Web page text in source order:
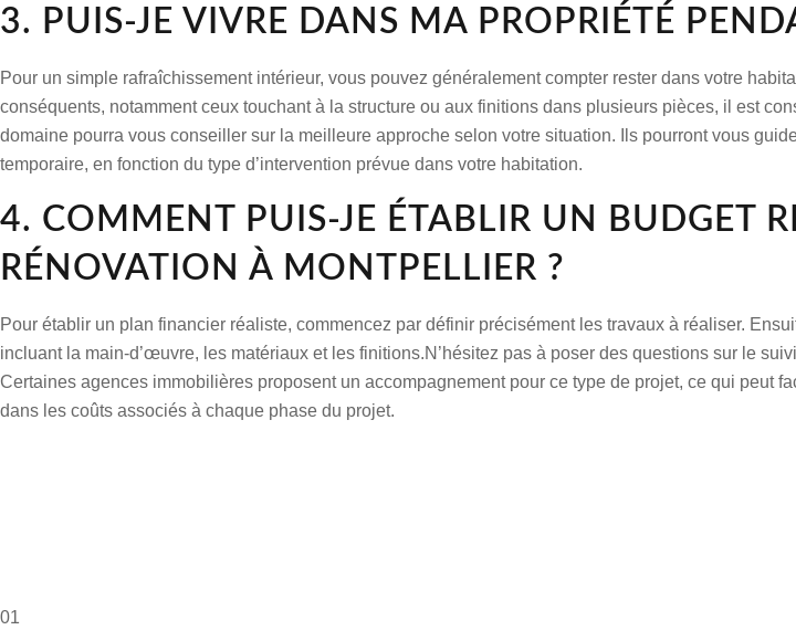
3. PUIS-JE VIVRE DANS MA PROPRIÉTÉ
Pour un simple rafraîchissement intérieur, vous pouvez généralement compter rester dans votre
conséquents, notamment ceux touchant à la structure ou aux finitions dans plusieurs pièces, il est
domaine pourra vous conseiller sur la meilleure approche selon votre situation. Ils pourront vous
temporaire, en fonction du type d’intervention prévue dans votre habitation.
4. COMMENT PUIS-JE ÉTABLIR UN BUDGET
RÉNOVATION À MONTPELLIER ?
Pour établir un plan financier réaliste, commencez par définir précisément les travaux à réaliser.
incluant la main-d’œuvre, les matériaux et les finitions.N’hésitez pas à poser des questions sur le
Certaines agences immobilières proposent un accompagnement pour ce type de projet, ce qui peut
dans les coûts associés à chaque phase du projet.
01